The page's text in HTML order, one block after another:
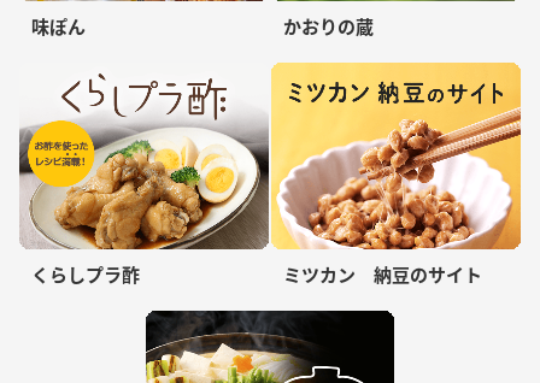
味ぽん かおりの蔵
くらしプラ酢 ミツカン 納豆のサイト